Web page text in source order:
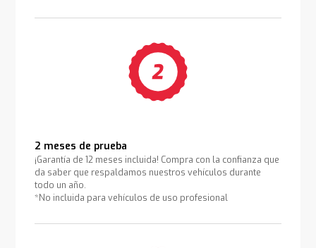
2 meses de prueba
¡Garantía de 12 meses incluida! Compra con la confianza que
da saber que respaldamos nuestros vehículos durante
todo un año.
*No incluida para vehículos de uso profesional